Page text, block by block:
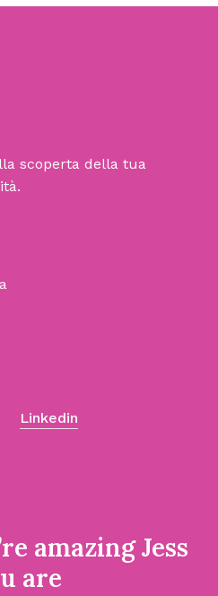
scoperta della tua
Linkedin
amazing Jess
are